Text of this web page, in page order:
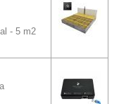
- 5 m2